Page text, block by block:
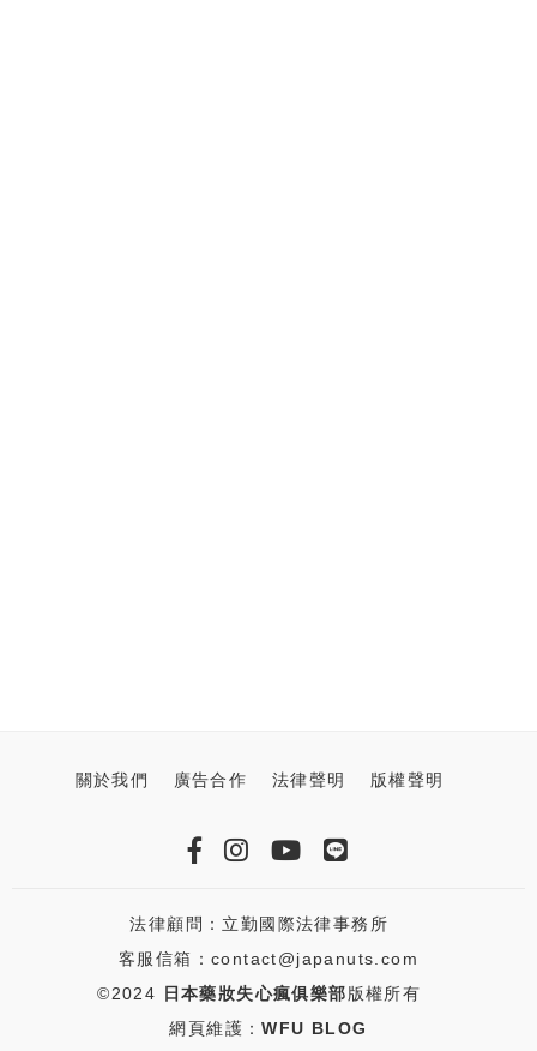
關於我們 廣告合作 法律聲明 版權聲明
法律顧問：立勤國際法律事務所
客服信箱：contact@japanuts.com
©2024
日本藥妝失心瘋俱樂部版權所有
網頁維護：WFU BLOG